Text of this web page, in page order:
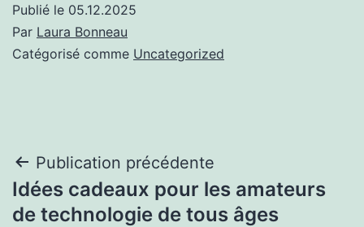
Publié le 05.12.2025
Par Laura Bonneau
Catégorisé comme Uncategorized
Post
navigation
Publication précédente
Idées cadeaux pour les amateurs
de technologie de tous âges